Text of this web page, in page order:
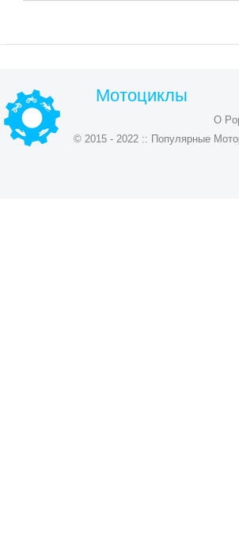
Мотоциклы
О
© 2015 - 2022 :: Популярные